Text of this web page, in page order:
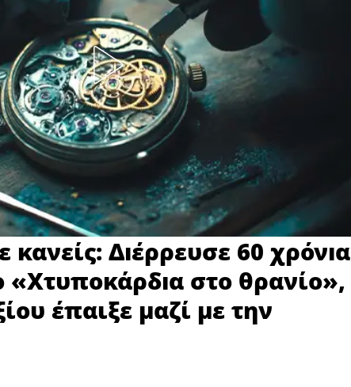
Δıέρρευσε 60 χρόνıα
«Χτυπoκάρδıα στο θρανίο»,
έπαιξε μαζί με την